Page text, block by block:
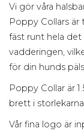
Vi gör våra
Poppy Collars
fäst runt hela
vadderingen,
för din hunds
Poppy Collar är
brett i
Vår fina logo är